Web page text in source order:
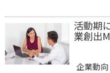
活動期
業創出
企業動向